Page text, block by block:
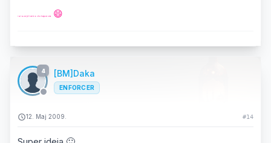
i svi su zivjeli sretno do kraja zivota 😄
4 [BM]Daka
ENFORCER
12. Maj 2009. #14